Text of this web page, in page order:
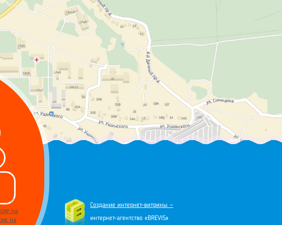
Создание интернет-витрины —
интернет-агентство «BREVIS»
на
на